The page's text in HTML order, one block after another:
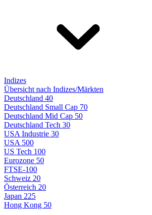
Indizes
Übersicht nach Indizes/Märkten
Deutschland 40
Deutschland Small Cap 70
Deutschland Mid Cap 50
Deutschland Tech 30
USA Industrie 30
USA 500
US Tech 100
Eurozone 50
FTSE-100
Schweiz 20
Österreich 20
Japan 225
Hong Kong 50